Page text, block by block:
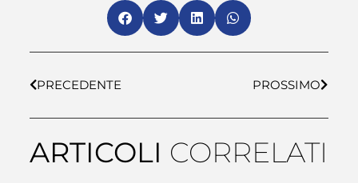
PRECEDENTE PROSSIMO
ARTICOLI CORRELATI